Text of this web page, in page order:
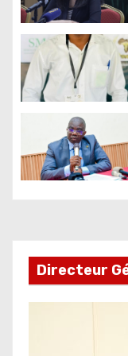
Directeur